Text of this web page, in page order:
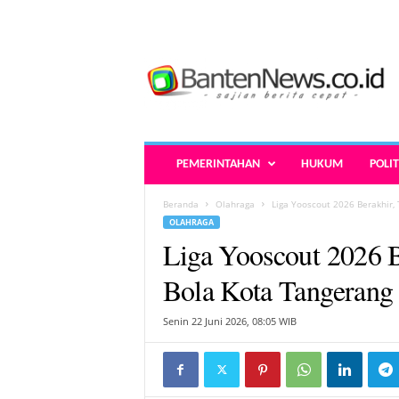
n
-
PEMERINTAHAN HUKUM
Beranda Olahraga Liga Yooscout 2026
OLAHRAGA
Liga Yooscout 2026
Bola Kota
Senin 22 Juni 2026, 08:05 WIB